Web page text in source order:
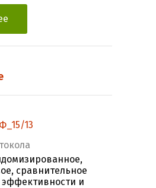
13
сравнительное
эффективности и